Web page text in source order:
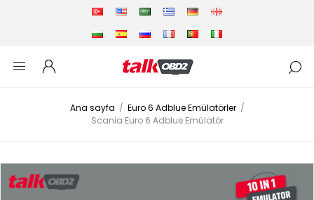
Ana sayfa / Euro 6 Adblue Emülatörler /
Scania Euro 6 Adblue Emülatör